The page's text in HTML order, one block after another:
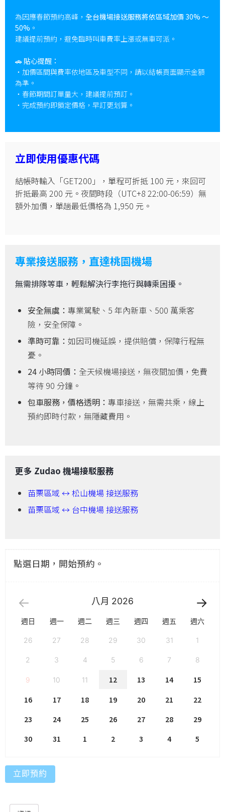
為因應春節預約高峰， 全台機場接送服務將依區域加價 30% ～
50% 。
建議提前預約，避免臨時叫車費率上漲或無車可派。
🚗 貼心提醒：
・加價區間與費率依地區及車型不同，請以結帳頁面顯示金額
為準。
・春節期間訂單量大，建議提前預訂。
・完成預約即鎖定價格，早訂更划算。
立即使用優惠代碼
結帳時輸入「GET200」，單程可折抵 100 元，來回可
折抵最高 200 元。夜間時段（UTC+8 22:00-06:59）無
額外加價，單趟最低價格為 1,950 元。
專業接送服務，直達桃園機場
無需排隊等車，輕鬆解決行李拖行與轉乘困擾。
安全無虞： 專業駕駛、5 年內新車、500 萬乘客
險，安全保障。
準時可靠： 如因司機延誤，提供賠償，保障行程無
憂。
24 小時同價： 全天候機場接送，無夜間加價，免費
等待 90 分鐘。
包車服務，價格透明： 專車接送，無需共乘，線上
預約即時付款，無隱藏費用。
更多 Zudao 機場接駁服務
苗栗區域 ↔ 松山機場 接送服務
苗栗區域 ↔ 台中機場 接送服務
點選日期，開始預約。
八月 2026
週日 週一 週二 週三 週四 週五 週六
26 27 28 29 30 31 1
2 3 4 5 6 7 8
9 10 11 12 13 14
15
16
17 18 19 20 21
22
23
24 25 26 27 28
29
30
31 1 2 3 4 5
立即預約